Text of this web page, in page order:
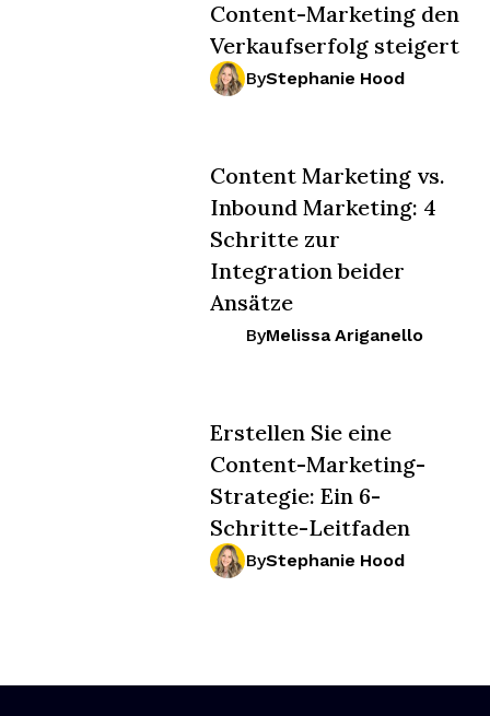
Content-Marketing den
Verkaufserfolg steigert
ByStephanie Hood
Content Marketing vs.
Inbound Marketing: 4
Schritte zur
Integration beider
Ansätze
ByMelissa Ariganello
Erstellen Sie eine
Content-Marketing-
Strategie: Ein 6-
Schritte-Leitfaden
ByStephanie Hood